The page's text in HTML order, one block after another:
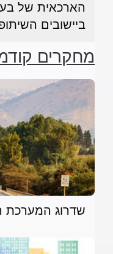
הארכאית של
ביישובים
מחקרים
שדרוג המערכת